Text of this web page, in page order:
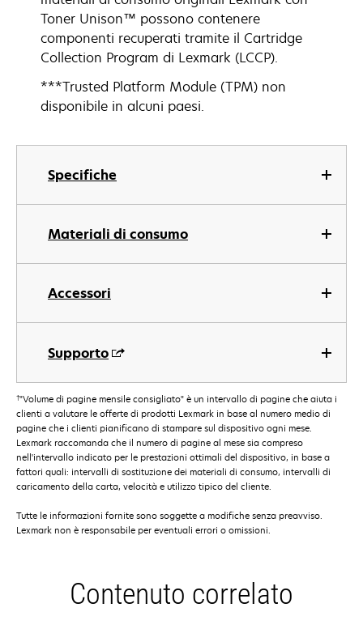
Specifiche
Materiali di consumo
Accessori
Supporto
Toner Unison™ possono contenere
componenti recuperati tramite il Cartridge
Collection Program di Lexmark (LCCP).
***Trusted Platform Module (TPM) non
disponibile in alcuni paesi.
†"Volume di pagine mensile consigliato" è un intervallo di pagine che aiuta i
clienti a valutare le offerte di prodotti Lexmark in base al numero medio di
pagine che i clienti pianificano di stampare sul dispositivo ogni mese.
Lexmark raccomanda che il numero di pagine al mese sia compreso
nell'intervallo indicato per le prestazioni ottimali del dispositivo, in base a
fattori quali: intervalli di sostituzione dei materiali di consumo, intervalli di
caricamento della carta, velocità e utilizzo tipico del cliente.
Tutte le informazioni fornite sono soggette a modifiche senza preavviso.
Lexmark non è responsabile per eventuali errori o omissioni.
Contenuto correlato